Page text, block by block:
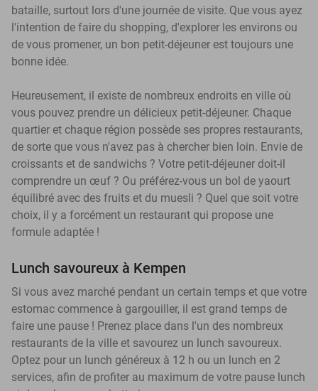
bataille, surtout lors d'une journée de visite. Que vous ayez
l'intention de faire du shopping, d'explorer les environs ou
de vous promener, un bon petit-déjeuner est toujours une
bonne idée.
Heureusement, il existe de nombreux endroits en ville où
vous pouvez prendre un délicieux petit-déjeuner. Chaque
quartier et chaque région possède ses propres restaurants,
de sorte que vous n'avez pas à chercher bien loin. Envie de
croissants et de sandwichs ? Votre petit-déjeuner doit-il
comprendre un œuf ? Ou préférez-vous un bol de yaourt
équilibré avec des fruits et du muesli ? Quel que soit votre
choix, il y a forcément un restaurant qui propose une
formule adaptée !
Lunch savoureux à Kempen
Si vous avez marché pendant un certain temps et que votre
estomac commence à gargouiller, il est grand temps de
faire une pause ! Prenez place dans l'un des nombreux
restaurants de la ville et savourez un lunch savoureux.
Optez pour un lunch généreux à 12 h ou un lunch en 2
services, afin de profiter au maximum de votre pause lunch